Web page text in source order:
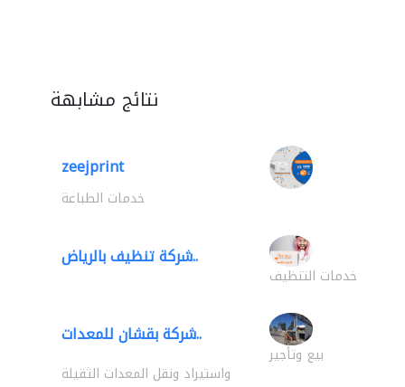
نتائج مشابهة
zeejprint
خدمات الطباعة
شركة تنظيف بالرياض..
خدمات التنظيف
شركة بقشان للمعدات..
بيع وتأجير
واستيراد ونقل المعدات الثقيلة